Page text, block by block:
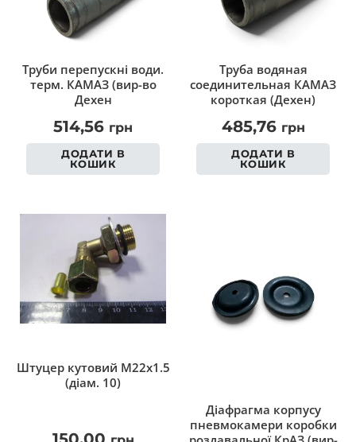
Труби перепускні води.
терм. КАМАЗ (вир-во
Дехен
514,56 грн
ДОДАТИ В
КОШИК
Труба водяная
соединительная КАМАЗ
короткая (Дехен)
485,76 грн
ДОДАТИ В
КОШИК
Штуцер кутовий M22x1.5
(діам. 10)
Діафрагма корпусу
пневмокамери коробки